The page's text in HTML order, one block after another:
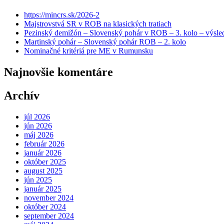
https://mincrs.sk/2026-2
Majstrovstvá SR v ROB na klasických tratiach
Pezinský demižón – Slovenský pohár v ROB – 3. kolo –
Martinský pohár – Slovenský pohár ROB – 2. kolo
Nominačné kritériá pre ME v Rumunsku
Najnovšie komentáre
Archív
júl 2026
jún 2026
máj 2026
február 2026
január 2026
október 2025
august 2025
jún 2025
január 2025
november 2024
október 2024
september 2024